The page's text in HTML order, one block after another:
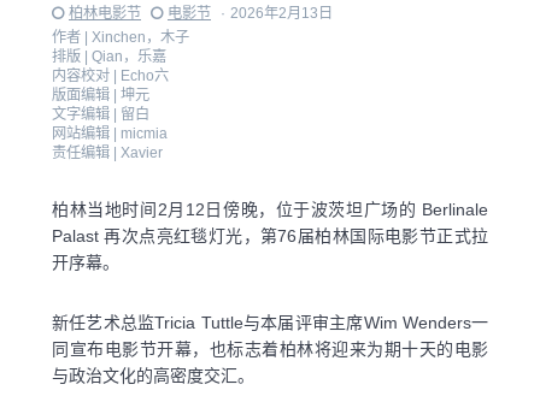
柏林电影节 电影节 · 2026年2月13日
作者 | Xinchen，木子
排版 | Qian，乐嘉
内容校对 | Echo六
版面编辑 | 坤元
文字编辑 | 留白
网站编辑 | micmia
责任编辑 | Xavier
柏林当地时间2月12日傍晚，位于波茨坦广场的 Berlinale
Palast 再次点亮红毯灯光，第76届柏林国际电影节正式拉
开序幕。
新任艺术总监Tricia Tuttle与本届评审主席Wim Wenders一
同宣布电影节开幕，也标志着柏林将迎来为期十天的电影
与政治文化的高密度交汇。